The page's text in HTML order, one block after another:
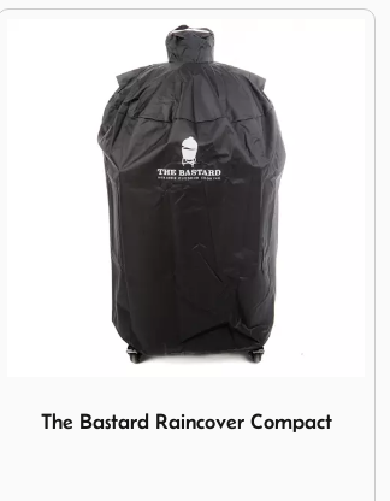
Kamado Joe Grill Cover Junior